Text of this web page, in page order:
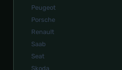
Peugeot
Porsche
Renault
Saab
Seat
Skoda